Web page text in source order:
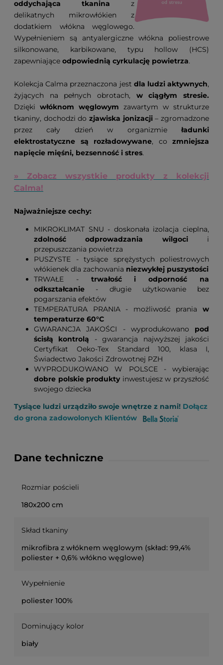
oddychająca tkanina z
delikatnych mikrowłókien z
dodatkiem włókna węglowego.
Wypełnieniem są antyalergiczne włókna poliestrowe
silkonowane, karbikowane, typu hollow (HCS)
zapewniające odpowiednią cyrkulację powietrza.
Kolekcja Calma przeznaczona jest dla ludzi aktywnych,
żyjących na pełnych obrotach, w ciągłym stresie.
Dzięki włóknom węglowym zawartym w strukturze
tkaniny, dochodzi do zjawiska jonizacji– zgromadzone
przez cały dzień w organizmie ładunki
elektrostatyczne są rozładowywane, co zmniejsza
napięcie mięśni, bezsenność i stres.
» Zobacz wszystkie produkty z kolekcji
Calma!
Najważniejsze cechy:
MIKROKLIMAT SNU - doskonała izolacja cieplna,
zdolność odprowadzania wilgocii
przepuszczania powietrza
PUSZYSTE - tysiące sprężystych poliestrowych
włókienek dla zachowania niezwykłej puszystości
TRWAŁE -trwałość i odporność na
odkształcanie - długie użytkowanie bez
pogarszania efektów
TEMPERATURA PRANIA - możliwość prania w
temperaturze 60°C
GWARANCJA JAKOŚCI - wyprodukowano pod
ścisłą kontrolą - gwarancja najwyższej jakości
Certyfikat Oeko-Tex Standard 100, klasa I,
Świadectwo Jakości Zdrowotnej PZH
WYPRODUKOWANO W POLSCE - wybierając
dobre polskie produktyinwestujesz w przyszłość
swojego dziecka
Tysiące ludzi urządziło swoje wnętrze z nami! Dołącz
do grona zadowolonych Klientów
Dane techniczne
Rozmiar pościeli
180x200 cm
Skład tkaniny
mikrofibra z włóknem węglowym (skład: 99,4%
poliester + 0,6% włókno węglowe)
Wypełnienie
poliester 100%
Dominujący kolor
biały